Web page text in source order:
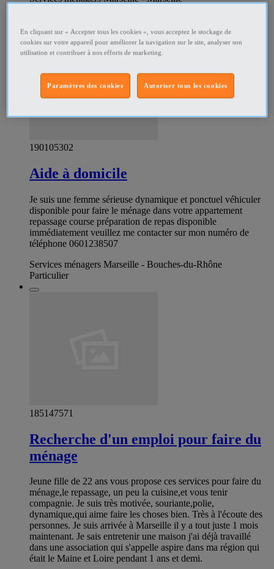
190105302
Aide à domicile
Je suis une femme sérieuse dynamique et ponctuel véhiculer
disponible pour faire le ménage dans votre appartement
repassage course préparation de repas disponible
immédiatement veuillez me contacter sur mon numéro de
téléphone 0601238507
Services ménagers Marseille - Bouches-du-Rhône
Particulier
185147571
Recherche d'un emploi pour faire du
ménage
Jeune fille de 22 ans vous propose ces services pour faire du
ménage,le repassage, un peu la cuisine,et vous tenir
compagnie. Je suis très motivée, souriante,polie,
dynamique,qui aime faire les choses bien. Très à l'écoute des
personnes. Je suis arrivée à Marseille il y a tout juste 1 mois
maintenant. Je sais entretenir une maison j'ai déjà travaillé
dans une association qui s'appelle aspire dans ma région qui
était le Maine et Loire pendant 1 ans et demi.
En cliquant sur « Accepter tous les cookies », vous acceptez le stockage de
cookies sur votre appareil pour améliorer la navigation sur le site, analyser son
utilisation et contribuer à nos efforts de marketing.
Autoriser tous les cookies
Paramètres des cookies